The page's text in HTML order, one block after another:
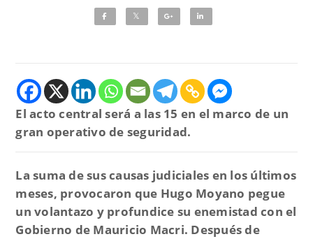
El acto central será a las 15 en el marco de un
gran operativo de seguridad.
La suma de sus causas judiciales en los últimos
meses, provocaron que Hugo Moyano pegue
un volantazo y profundice su enemistad con el
Gobierno de Mauricio Macri. Después de